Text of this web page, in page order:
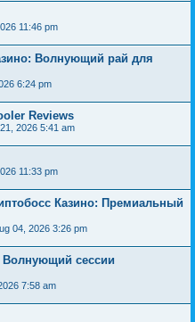
11:46 pm
Волнующий рай для
6:24 pm
Reviews
2026 5:41 am
11:33 pm
Казино: Премиальный
04, 2026 3:26 pm
Волнующий сессии
7:58 am